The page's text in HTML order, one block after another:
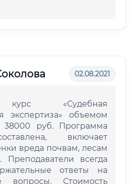
02.08.2021
«Судебная
экспертиза» объемом
38000 руб. Программа
включает
вреда почвам, лесам
Преподаватели всегда
ответы на
вопросы. Стоимость